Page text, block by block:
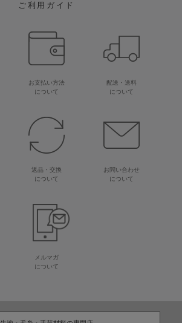
ご利用ガイド
お支払い方法
について
配送・送料
について
返品・交換
について
お問い合わせ
について
メルマガ
について